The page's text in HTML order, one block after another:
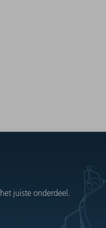
juiste onderdeel.